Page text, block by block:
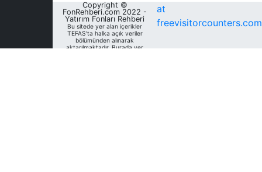
Copyright ©
FonRehberi.com 2022 -
Yatırım Fonları Rehberi
Bu sitede yer alan içerikler
TEFAS'ta halka açık veriler
bölümünden alınarak
aktarılmaktadır. Burada yer
at
freevisitorcounters.com